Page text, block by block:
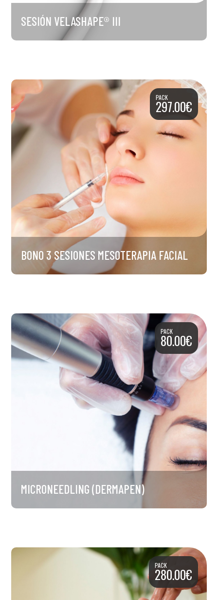
SESIÓN VELASHAPE® III
PACK
297.00€
BONO 3 SESIONES MESOTERAPIA FACIAL
PACK
80.00€
MICRONEEDLING (DERMAPEN)
PACK
280.00€